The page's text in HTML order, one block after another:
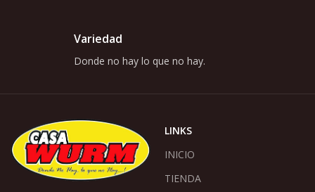
Variedad
Donde no hay lo que no hay.
LINKS
INICIO
TIENDA